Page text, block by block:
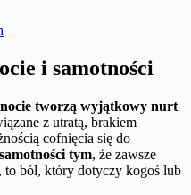
i samotności
tworzą wyjątkowy nurt
z utratą, brakiem
cofnięcia się do
tym, że zawsze
to ból, który dotyczy kogoś lub